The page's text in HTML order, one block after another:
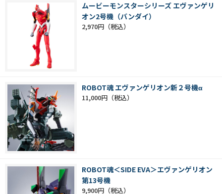
ムービーモンスターシリーズ エヴァンゲリ
オン2号機（バンダイ）
2,970円
ROBOT魂 エヴァンゲリオン新２号機α
11,000円
ROBOT魂＜SIDE EVA＞エヴァンゲリオン
第13号機
9,900円